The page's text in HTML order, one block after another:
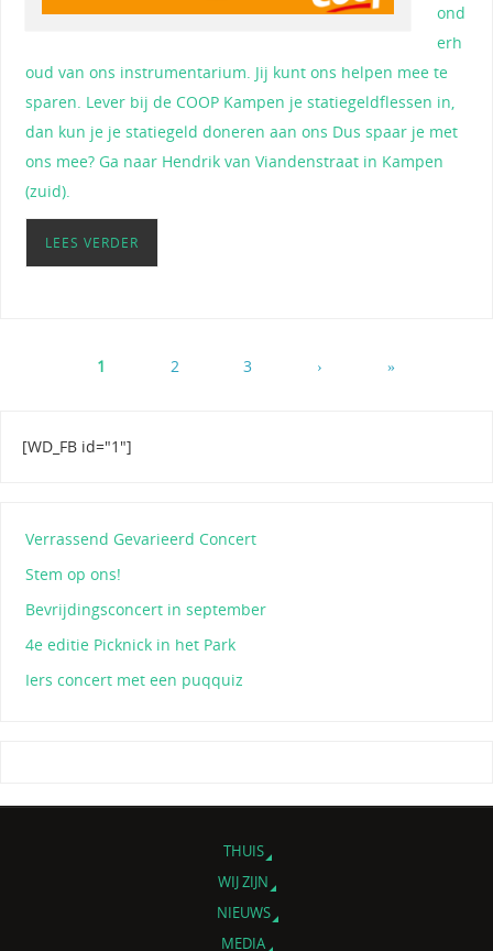
ond
erh
oud van ons instrumentarium. Jij kunt ons helpen mee te
sparen. Lever bij de COOP Kampen je statiegeldflessen in,
dan kun je je statiegeld doneren aan ons Dus spaar je met
ons mee? Ga naar Hendrik van Viandenstraat in Kampen
(zuid).
LEES VERDER
1 2 3 › »
[WD_FB id="1"]
Verrassend Gevarieerd Concert
Stem op ons!
Bevrijdingsconcert in september
4e editie Picknick in het Park
Iers concert met een puqquiz
THUIS
WIJ ZIJN
NIEUWS
MEDIA